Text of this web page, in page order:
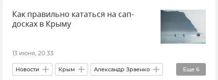
Как правильно кататься на сап-
досках в Крыму
13 июня, 20:33
Еще 6
Новости Крым Александр Зраенко